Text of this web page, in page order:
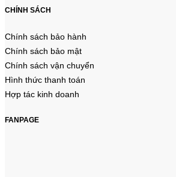
CHÍNH SÁCH
Chính sách bảo hành
Chính sách bảo mật
Chính sách vận chuyển
Hình thức thanh toán
Hợp tác kinh doanh
FANPAGE